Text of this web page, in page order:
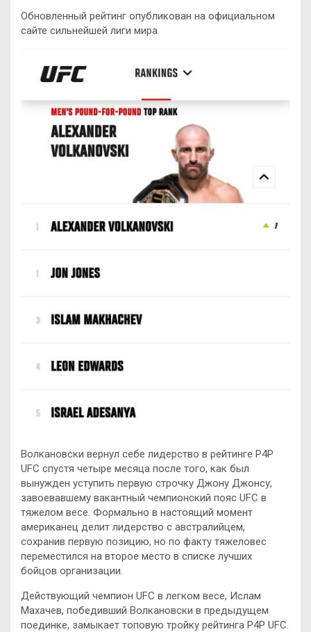
Обновленный рейтинг опубликован на официальном
сайте сильнейшей лиги мира.
Волкановски вернул себе лидерство в рейтинге P4P
UFC спустя четыре месяца после того, как был
вынужден уступить первую строчку Джону Джонсу,
завоевавшему вакантный чемпионский пояс UFC в
тяжелом весе. Формально в настоящий момент
американец делит лидерство с австралийцем,
сохранив первую позицию, но по факту тяжеловес
переместился на второе место в списке лучших
бойцов организации.
Действующий чемпион UFC в легком весе, Ислам
Махачев, победивший Волкановски в предыдущем
поединке, замыкает топовую тройку рейтинга P4P UFC.